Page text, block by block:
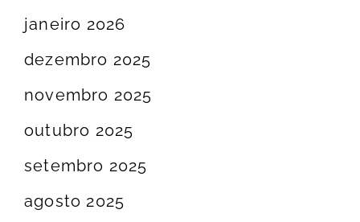
janeiro 2026
dezembro 2025
novembro 2025
outubro 2025
setembro 2025
agosto 2025